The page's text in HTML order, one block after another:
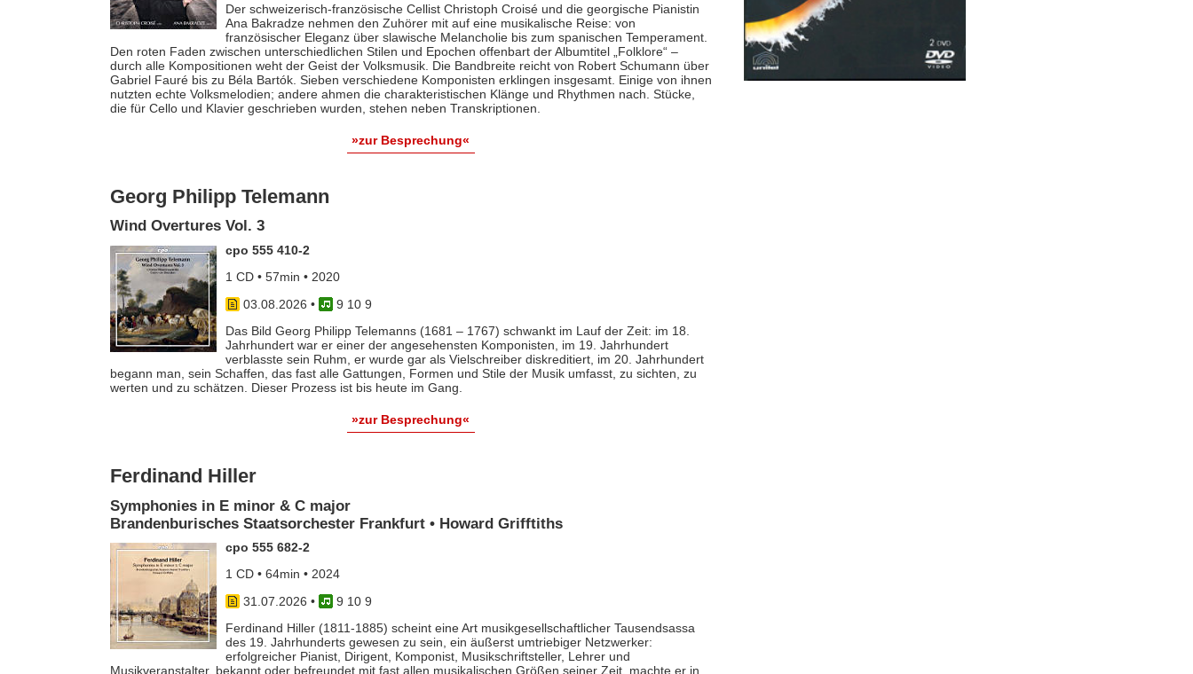
Der schweizerisch-französische Cellist Christoph Croisé und die georgische Pianistin
Ana Bakradze nehmen den Zuhörer mit auf eine musikalische Reise: von
französischer Eleganz über slawische Melancholie bis zum spanischen Temperament.
Den roten Faden zwischen unterschiedlichen Stilen und Epochen offenbart der Albumtitel „Folklore“ –
durch alle Kompositionen weht der Geist der Volksmusik. Die Bandbreite reicht von Robert Schumann über
Gabriel Fauré bis zu Béla Bartók. Sieben verschiedene Komponisten erklingen insgesamt. Einige von ihnen
nutzten echte Volksmelodien; andere ahmen die charakteristischen Klänge und Rhythmen nach. Stücke,
die für Cello und Klavier geschrieben wurden, stehen neben Transkriptionen.
»zur Besprechung«
Georg Philipp Telemann
Wind Overtures Vol. 3
cpo 555 410-2
1 CD • 57min • 2020
03.08.2026 •
9 10 9
Das Bild Georg Philipp Telemanns (1681 – 1767) schwankt im Lauf der Zeit: im 18.
Jahrhundert war er einer der angesehensten Komponisten, im 19. Jahrhundert
verblasste sein Ruhm, er wurde gar als Vielschreiber diskreditiert, im 20. Jahrhundert
begann man, sein Schaffen, das fast alle Gattungen, Formen und Stile der Musik umfasst, zu sichten, zu
werten und zu schätzen. Dieser Prozess ist bis heute im Gang.
»zur Besprechung«
Ferdinand Hiller
Symphonies in E minor & C major
Brandenburisches Staatsorchester Frankfurt • Howard Grifftiths
cpo 555 682-2
1 CD • 64min • 2024
31.07.2026 •
9 10 9
Ferdinand Hiller (1811-1885) scheint eine Art musikgesellschaftlicher Tausendsassa
des 19. Jahrhunderts gewesen zu sein, ein äußerst umtriebiger Netzwerker:
erfolgreicher Pianist, Dirigent, Komponist, Musikschriftsteller, Lehrer und
Musikveranstalter, bekannt oder befreundet mit fast allen musikalischen Größen seiner Zeit, machte er in